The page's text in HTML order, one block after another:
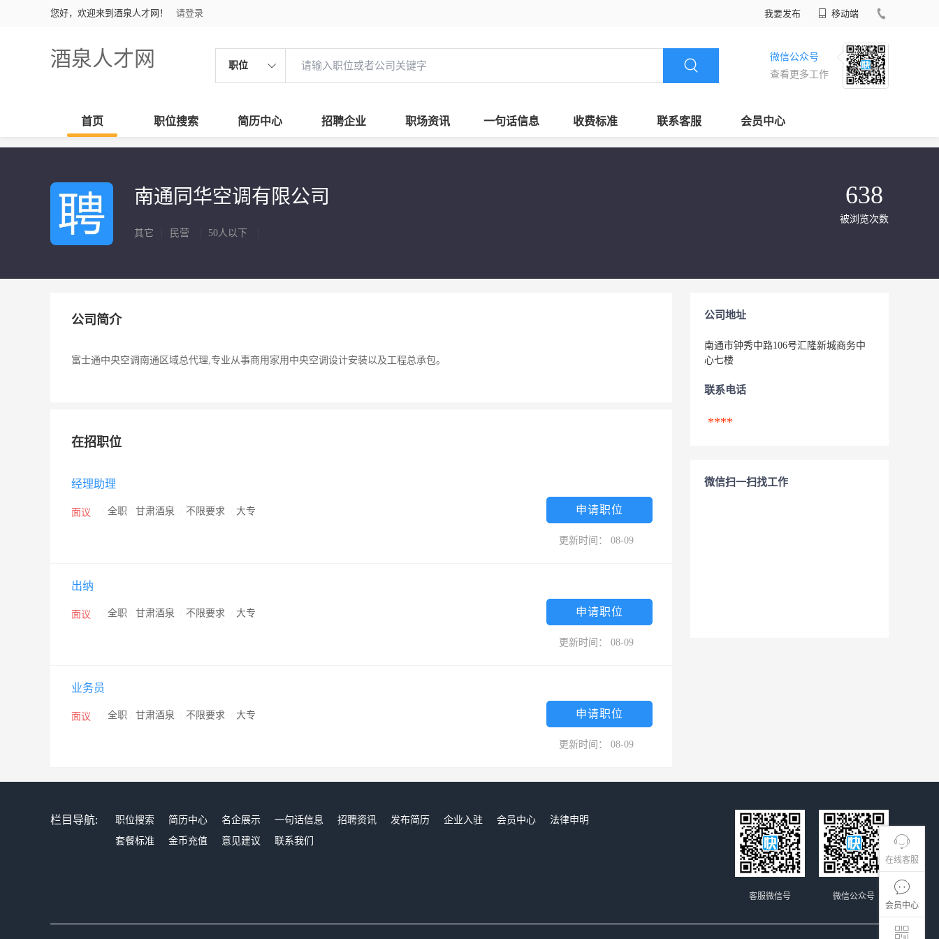
您好，欢迎来到酒泉人才网！ 请登录 我要发布 移动端
酒泉人才网 职位
微信公众号
查看更多工作
首页 职位搜索 简历中心 招聘企业 职场资讯 一句话信息 收费标准 联系客服 会员中心
在线客服
会员中心
南通同华空调有限公司
其它 民营 50人以下
638
被浏览次数
公司简介
富士通中央空调南通区域总代理,专业从事商用家用中央空调设计安装以及工程总承包。
在招职位
经理助理
面议 全职 甘肃酒泉 不限要求 大专 申请职位
更新时间： 08-09
出纳
面议 全职 甘肃酒泉 不限要求 大专 申请职位
更新时间： 08-09
业务员
面议 全职 甘肃酒泉 不限要求 大专 申请职位
更新时间： 08-09
公司地址
南通市钟秀中路106号汇隆新城商务中
心七楼
联系电话
****
微信扫一扫找工作
栏目导航: 职位搜索 简历中心 名企展示 一句话信息 招聘资讯 发布简历 企业入驻 会员中心
法律申明
套餐标准
金币充值 意见建议 联系我们
微信公众号
客服微信号